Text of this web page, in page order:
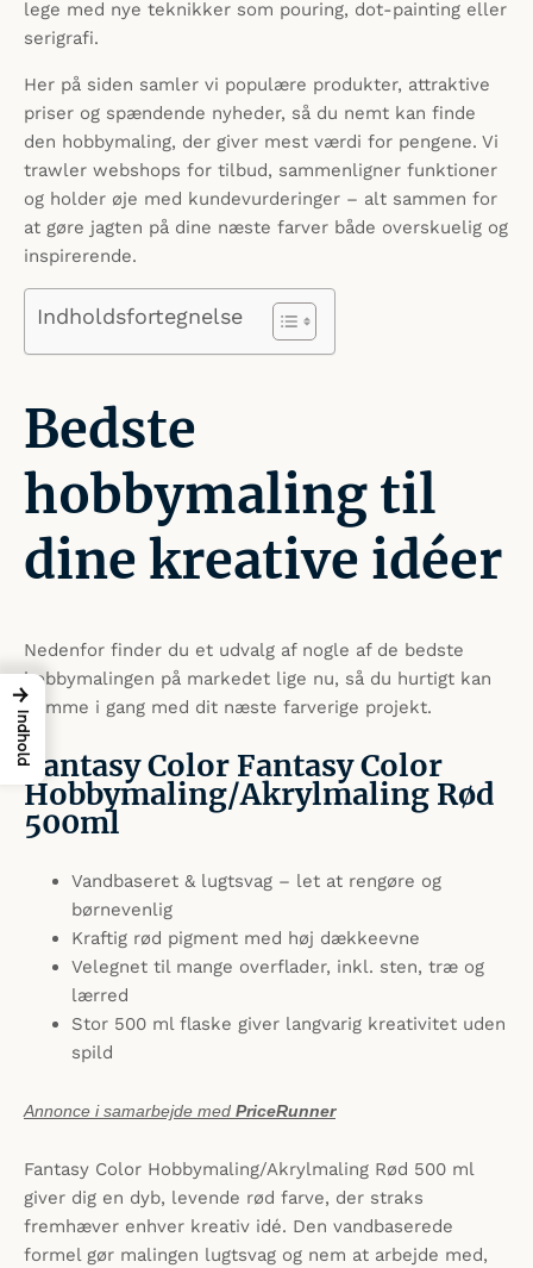
lege med nye teknikker som pouring, dot-painting eller
serigrafi.
Her på siden samler vi populære produkter, attraktive
priser og spændende nyheder, så du nemt kan finde
den hobbymaling, der giver mest værdi for pengene. Vi
trawler webshops for tilbud, sammenligner funktioner
og holder øje med kundevurderinger – alt sammen for
at gøre jagten på dine næste farver både overskuelig og
inspirerende.
Indholdsfortegnelse
Bedste
hobbymaling til
dine kreative idéer
Nedenfor finder du et udvalg af nogle af de bedste
hobbymalingen på markedet lige nu, så du hurtigt kan
komme i gang med dit næste farverige projekt.
Fantasy Color Fantasy Color
Hobbymaling/Akrylmaling Rød
500ml
Vandbaseret & lugtsvag – let at rengøre og
børnevenlig
Kraftig rød pigment med høj dækkeevne
Velegnet til mange overflader, inkl. sten, træ og
lærred
Stor 500 ml flaske giver langvarig kreativitet uden
spild
Annonce i samarbejde med PriceRunner
Fantasy Color Hobbymaling/Akrylmaling Rød 500 ml
giver dig en dyb, levende rød farve, der straks
fremhæver enhver kreativ idé. Den vandbaserede
formel gør malingen lugtsvag og nem at arbejde med,
→
Indhold